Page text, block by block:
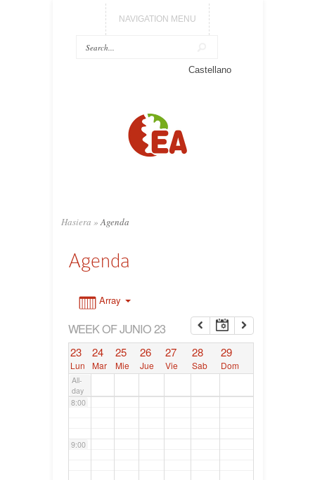
NAVIGATION MENU
Castellano
Hasiera » Agenda
Agenda
Array
WEEK OF JUNIO 23
23
Lun
24
Mar
25
Mie
26
Jue
27
Vie
28
Sab
29
Dom
All-
day
7:00
8:00
9:00